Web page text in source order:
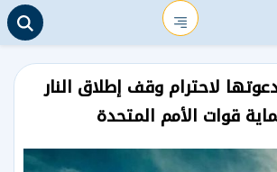
لاحترام وقف إطلاق النار
قوات الأمم المتحدة